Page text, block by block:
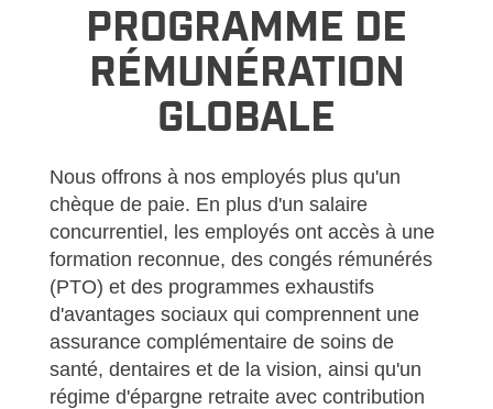
PROGRAMME DE
RÉMUNÉRATION
GLOBALE
Nous offrons à nos employés plus qu'un
chèque de paie. En plus d'un salaire
concurrentiel, les employés ont accès à une
formation reconnue, des congés rémunérés
(PTO) et des programmes exhaustifs
d'avantages sociaux qui comprennent une
assurance complémentaire de soins de
santé, dentaires et de la vision, ainsi qu'un
régime d'épargne retraite avec contribution